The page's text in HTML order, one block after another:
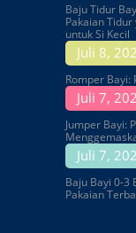
Baju Tidur
Pakaian
untuk Si Kecil
Juli 8,
Romper Bayi:
Juli 7,
Jumper Bayi:
Juli 7,
Baju Bayi 0-3
Pakaian